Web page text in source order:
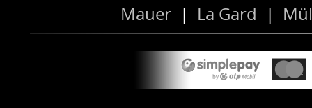
Mauer | La Gard |